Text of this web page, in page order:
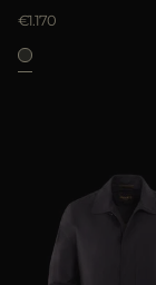
€1.170